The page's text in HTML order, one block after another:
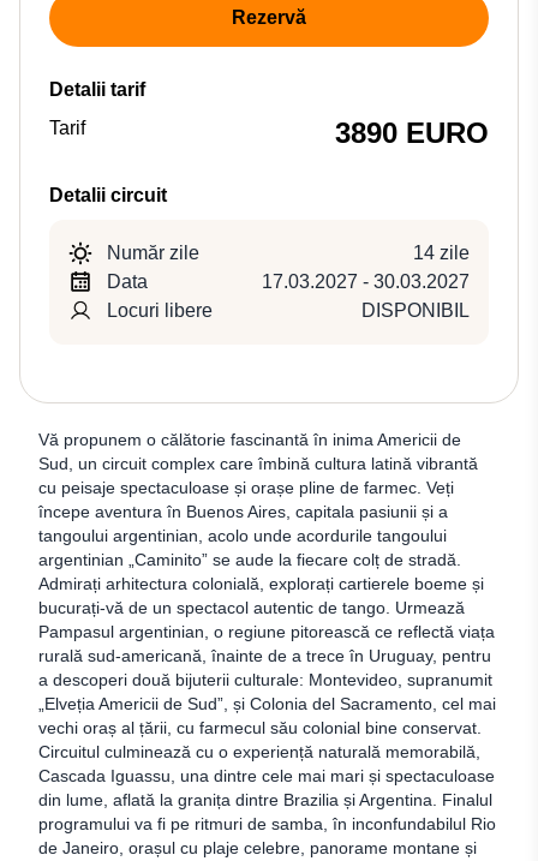
Vă propunem o călătorie fascinantă în inima Americii de
Sud, un circuit complex care îmbină cultura latină vibrantă
cu peisaje spectaculoase și orașe pline de farmec. Veți
începe aventura în Buenos Aires, capitala pasiunii și a
tangoului argentinian, acolo unde acordurile tangoului
argentinian „Caminito” se aude la fiecare colț de stradă.
Admirați arhitectura colonială, explorați cartierele boeme și
bucurați-vă de un spectacol autentic de tango. Urmează
Pampasul argentinian, o regiune pitorească ce reflectă viața
rurală sud-americană, înainte de a trece în Uruguay, pentru
a descoperi două bijuterii culturale: Montevideo, supranumit
„Elveția Americii de Sud”, și Colonia del Sacramento, cel mai
vechi oraș al țării, cu farmecul său colonial bine conservat.
Circuitul culminează cu o experiență naturală memorabilă,
Cascada Iguassu, una dintre cele mai mari și spectaculoase
din lume, aflată la granița dintre Brazilia și Argentina. Finalul
programului va fi pe ritmuri de samba, în inconfundabilul Rio
de Janeiro, orașul cu plaje celebre, panorame montane și
Rezervă
Detalii tarif
Tarif
3890 EURO
Detalii circuit
Număr zile
14 zile
Data
17.03.2027 - 30.03.2027
Locuri libere
DISPONIBIL